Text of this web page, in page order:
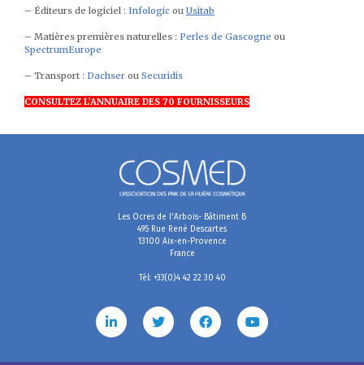
– Éditeurs de logiciel : Infologic ou Usitab
– Matières premières naturelles : Perles de Gascogne ou
SpectrumEurope
– Transport : Dachser ou Securidis
CONSULTEZ L’ANNUAIRE DES 70 FOURNISSEURS
Les Ocres de l'Arbois- Bâtiment B
495 Rue René Descartes
13100 Aix-en-Provence
France
Tél: +33(0)4 42 22 30 40